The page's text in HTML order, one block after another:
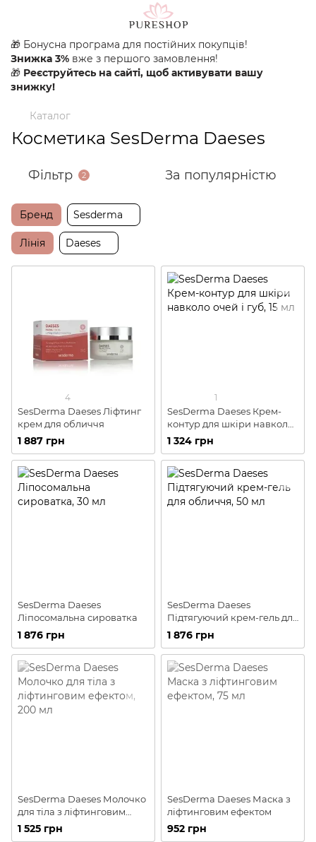
🎁 Бонусна програма для постійних покупців!
Знижка 3% вже з першого замовлення!
🎁 Реєструйтесь на сайті, щоб активувати вашу
знижку!
Каталог
Косметика SesDerma Daeses
Фільтр 2 За популярністю
Бренд Sesderma
Лінія Daeses
4
SesDerma Daeses Ліфтинг
крем для обличчя
1 887 грн
1
SesDerma Daeses Крем-
контур для шкіри навколо
очей і губ
1 324 грн
SesDerma Daeses
Ліпосомальна сироватка
1 876 грн
SesDerma Daeses
Підтягуючий крем-гель для
обличчя
1 876 грн
SesDerma Daeses Молочко
для тіла з ліфтинговим
ефектом
1 525 грн
SesDerma Daeses Маска з
ліфтинговим ефектом
952 грн